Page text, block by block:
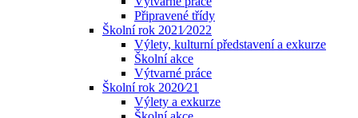
Připravené třídy
Školní rok 2021⁄2022
Výlety, kulturní představení a exkurze
Školní akce
Výtvarné práce
Školní rok 2020⁄21
Výlety a exkurze